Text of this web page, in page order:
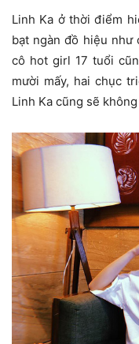
Linh Ka ở thời điểm
bạt ngàn đồ hiệu như
cô hot girl 17 tuổi
mười mấy, hai chục
Linh Ka cũng sẽ